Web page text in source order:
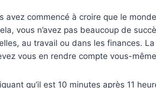
avez commencé à croire que le
vous n’avez pas beaucoup de
au travail ou dans les finances.
vous en rendre compte vous-
qu’il est 10 minutes après 11